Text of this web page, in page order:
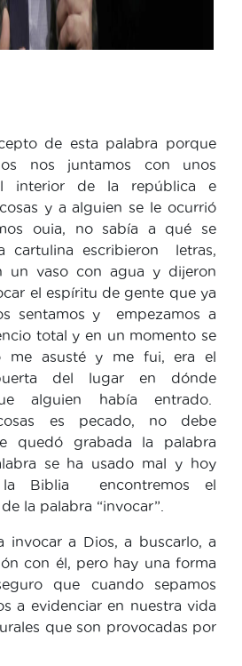
de esta palabra porque
nos juntamos con unos
interior de la república e
y a alguien se le ocurrió
ouia, no sabía a qué se
escribieron letras,
un vaso con agua y dijeron
el espíritu de gente que ya
sentamos y empezamos a
total y en un momento se
me asusté y me fui, era el
del lugar en dónde
alguien había entrado.
es pecado, no debe
grabada la palabra
se ha usado mal y hoy
Biblia encontremos el
la palabra “invocar”.
invocar a Dios, a buscarlo, a
con él, pero hay una forma
que cuando sepamos
a evidenciar en nuestra vida
que son provocadas por